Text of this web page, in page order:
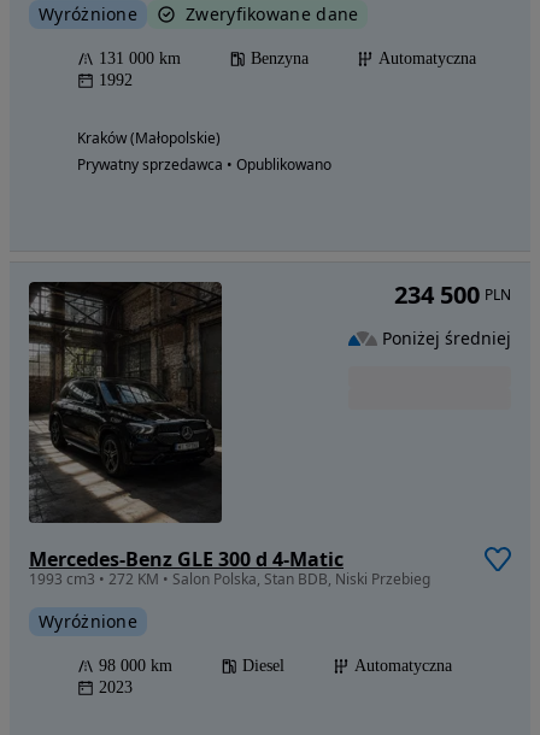
Wyróżnione Zweryfikowane dane
131 000 km Benzyna
Automatyczna
1992
Kraków (Małopolskie)
Prywatny sprzedawca • Opublikowano
Mercedes-Benz GLE 300 d 4-Matic
1993 cm3 • 272 KM • Salon Polska, Stan BDB, Niski Przebieg
Wyróżnione
98 000 km Diesel
Automatyczna
2023
234 500 PLN
Poniżej średniej